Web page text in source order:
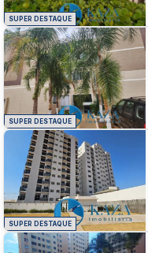
SUPER DESTAQUE
SUPER DESTAQUE
SUPER DESTAQUE